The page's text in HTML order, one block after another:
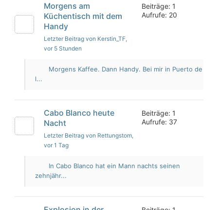
Morgens am
Küchentisch mit dem
Handy
Letzter Beitrag von Kerstin_TF,
vor 5 Stunden
Beiträge: 1
Aufrufe: 20
Morgens Kaffee. Dann Handy. Bei mir in Puerto de
l...
Cabo Blanco heute
Nacht
Letzter Beitrag von Rettungstom,
vor 1 Tag
Beiträge: 1
Aufrufe: 37
In Cabo Blanco hat ein Mann nachts seinen
zehnjähr...